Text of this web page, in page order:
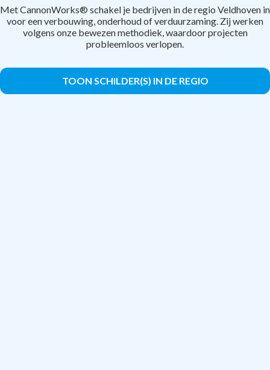
Met CannonWorks® schakel je bedrijven in de regio Veldhoven in
voor een verbouwing, onderhoud of verduurzaming. Zij werken
volgens onze bewezen methodiek, waardoor projecten
probleemloos verlopen.
TOON SCHILDER(S) IN DE REGIO